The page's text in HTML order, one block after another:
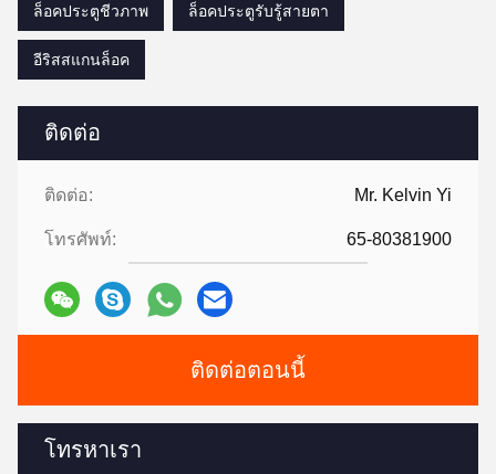
ติดต่อ
ติดต่อ: Mr. Kelvin Yi
โทรศัพท์: 65-80381900
ติดต่อตอนนี้
โทรหาเรา
ล็อคประตูชีวภาพ ล็อคประตูรับรู้สายตา
อีริสสแกนล็อค